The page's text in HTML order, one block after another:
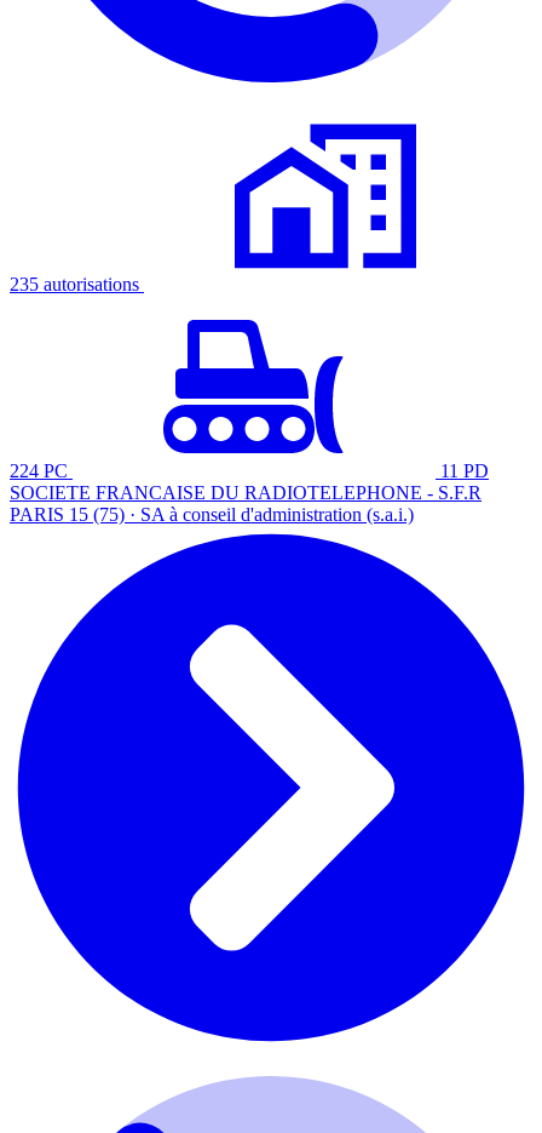
235 autorisations
224 PC
11 PD
SOCIETE FRANCAISE DU RADIOTELEPHONE - S.F.R
PARIS 15 (75) · SA à conseil d'administration (s.a.i.)